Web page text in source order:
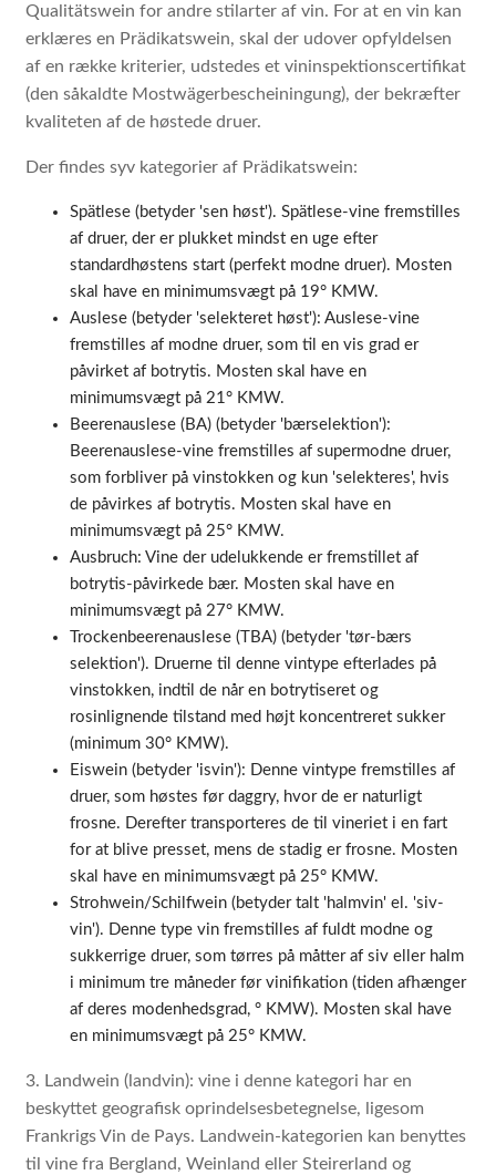
Qualitätswein for andre stilarter af vin. For at en vin kan
erklæres en Prädikatswein, skal der udover opfyldelsen
af ​​en række kriterier, udstedes et vininspektionscertifikat
(den såkaldte Mostwägerbescheiningung), der bekræfter
kvaliteten af ​​de høstede druer.
Der findes syv kategorier af Prädikatswein:
Spätlese (betyder 'sen høst'). Spätlese-vine fremstilles
af druer, der er plukket mindst en uge efter
standardhøstens start (perfekt modne druer). Mosten
skal have en minimumsvægt på 19° KMW.
Auslese (betyder 'selekteret høst'): Auslese-vine
fremstilles af modne druer, som til en vis grad er
påvirket af botrytis. Mosten skal have en
minimumsvægt på 21° KMW.
Beerenauslese (BA) (betyder 'bærselektion'):
Beerenauslese-vine fremstilles af supermodne druer,
som forbliver på vinstokken og kun 'selekteres', hvis
de påvirkes af botrytis. Mosten skal have en
minimumsvægt på 25° KMW.
Ausbruch: Vine der udelukkende er fremstillet af
botrytis-påvirkede bær. Mosten skal have en
minimumsvægt på 27° KMW.
Trockenbeerenauslese (TBA) (betyder 'tør-bærs
selektion'). Druerne til denne vintype efterlades på
vinstokken, indtil de når en botrytiseret og
rosinlignende tilstand med højt koncentreret sukker
(minimum 30° KMW).
Eiswein (betyder 'isvin'): Denne vintype fremstilles af
druer, som høstes før daggry, hvor de er naturligt
frosne. Derefter transporteres de til vineriet i en fart
for at blive presset, mens de stadig er frosne. Mosten
skal have en minimumsvægt på 25° KMW.
Strohwein/Schilfwein (betyder talt 'halmvin' el. 'siv-
vin'). Denne type vin fremstilles af fuldt modne og
sukkerrige druer, som tørres på måtter af siv eller halm
i minimum tre måneder før vinifikation (tiden afhænger
af deres modenhedsgrad, ° KMW). Mosten skal have
en minimumsvægt på 25° KMW.
3. Landwein (landvin): vine i denne kategori har en
beskyttet geografisk oprindelsesbetegnelse, ligesom
Frankrigs Vin de Pays. Landwein-kategorien kan benyttes
til vine fra Bergland, Weinland eller Steirerland og